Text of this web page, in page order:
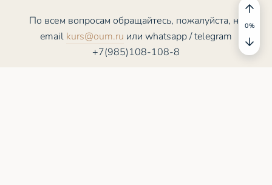
По всем вопросам обращайтесь, пожалуйста, на
email kurs@oum.ru или whatsapp / telegram
+7(985)108-108-8
0%